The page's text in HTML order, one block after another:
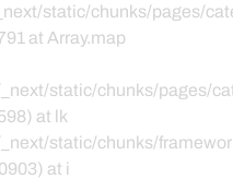
static/chunks/pages/
at Array.map
static/chunks/pages/
at lk
static/chunks/
at i